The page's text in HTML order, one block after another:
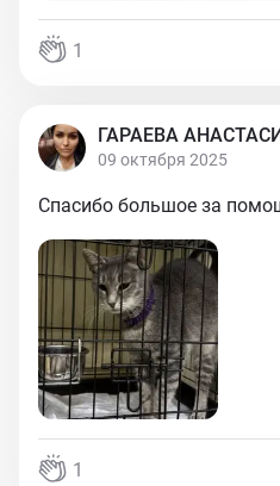
1
ГАРАЕВА
09 октября 2025
Спасибо большое за
1